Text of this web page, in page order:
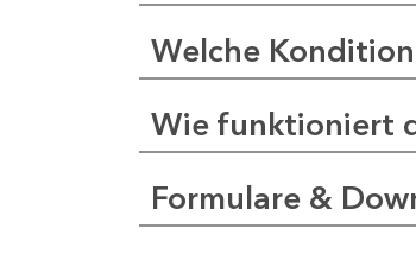
Welche
Wie funktioniert
Formulare &